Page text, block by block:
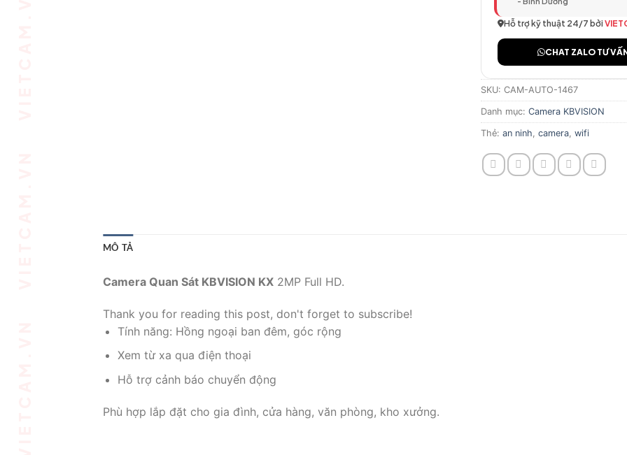
Hỗ trợ kỹ thuật 24/7 bởi
CHAT ZALO TƯ
SKU: CAM-AUTO-1467
Danh mục: Camera KBVISION
Thẻ: an ninh, camera, wifi
MÔ TẢ
Camera Quan Sát KBVISION KX 2MP Full HD.
Thank you for reading this post, don't forget to subscribe!
Tính năng: Hồng ngoại ban đêm, góc rộng
Xem từ xa qua điện thoại
Hỗ trợ cảnh báo chuyển động
Phù hợp lắp đặt cho gia đình, cửa hàng, văn phòng, kho xưởng.